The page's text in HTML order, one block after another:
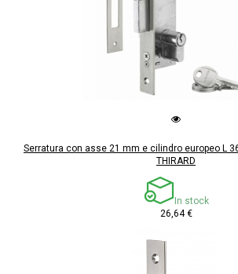
Serratura con asse 21 mm e cilindro europeo L
THIRARD
In stock
26,64 €